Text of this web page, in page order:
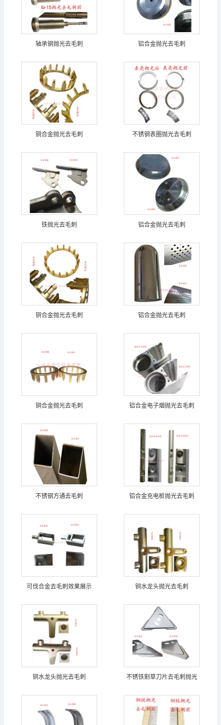
轴承钢抛光去毛刺 铝合金抛光去毛刺
铜合金抛光去毛刺 不锈钢表圈抛光去毛刺
铁抛光去毛刺 铝合金抛光去毛刺
铜合金抛光去毛刺 铝合金抛光去毛刺
铜合金抛光去毛刺 铝合金电子烟抛光去毛刺
不锈钢方通去毛刺 铝合金充电桩抛光去毛刺
可伐合金去毛刺效果展示 铜水龙头抛光去毛刺
铜水龙头抛光去毛刺 不锈铁割草刀片去毛刺抛光